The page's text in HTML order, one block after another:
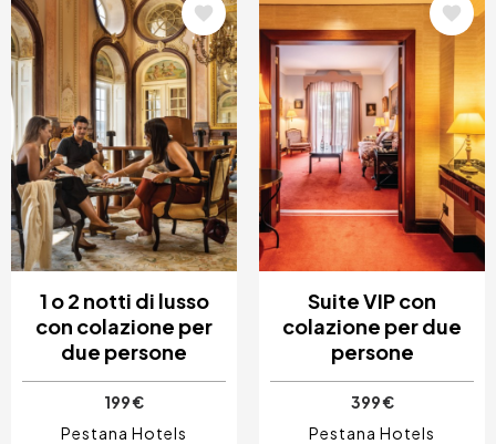
Immagine
1 o 2 notti di lusso
con colazione per
due persone
199 €
Pestana Hotels
Immagine
Suite VIP con
colazione per due
persone
399 €
Pestana Hotels